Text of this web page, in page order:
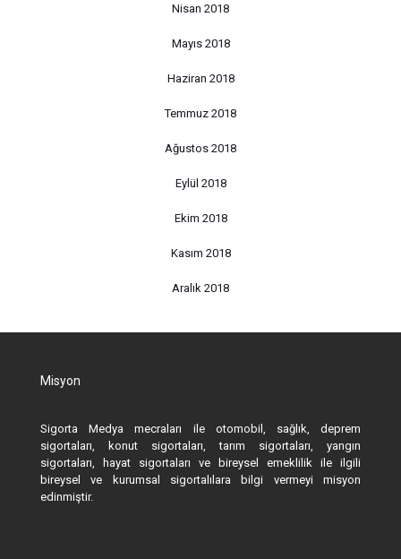
Nisan 2018
Mayıs 2018
Haziran 2018
Temmuz 2018
Ağustos 2018
Eylül 2018
Ekim 2018
Kasım 2018
Aralık 2018
Misyon
Sigorta Medya mecraları ile otomobil, sağlık, deprem
sigortaları, konut sigortaları, tarım sigortaları, yangın
sigortaları, hayat sigortaları ve bireysel emeklilik ile ilgili
bireysel ve kurumsal sigortalılara bilgi vermeyi misyon
edinmiştir.